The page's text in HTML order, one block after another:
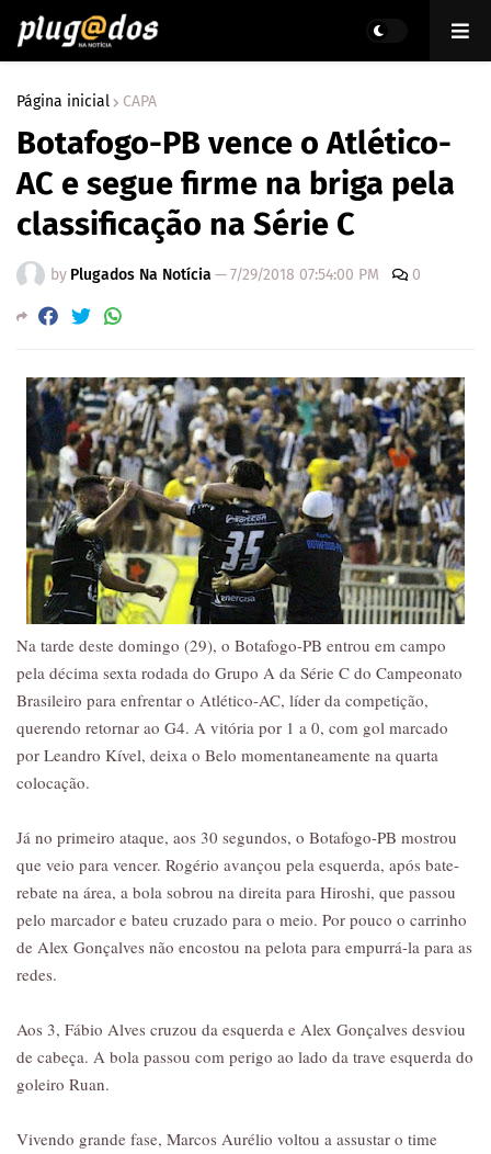
Página inicial CAPA
Botafogo-PB vence o Atlético-
AC e segue firme na briga pela
classificação na Série C
by Plugados Na Notícia —7/29/2018 07:54:00 PM 0
Na tarde deste domingo (29), o Botafogo-PB entrou em campo
pela décima sexta rodada do Grupo A da Série C do Campeonato
Brasileiro para enfrentar o Atlético-AC, líder da competição,
querendo retornar ao G4. A vitória por 1 a 0, com gol marcado
por Leandro Kível, deixa o Belo momentaneamente na quarta
colocação.
Já no primeiro ataque, aos 30 segundos, o Botafogo-PB mostrou
que veio para vencer. Rogério avançou pela esquerda, após bate-
rebate na área, a bola sobrou na direita para Hiroshi, que passou
pelo marcador e bateu cruzado para o meio. Por pouco o carrinho
de Alex Gonçalves não encostou na pelota para empurrá-la para as
redes.
Aos 3, Fábio Alves cruzou da esquerda e Alex Gonçalves desviou
de cabeça. A bola passou com perigo ao lado da trave esquerda do
goleiro Ruan.
Vivendo grande fase, Marcos Aurélio voltou a assustar o time